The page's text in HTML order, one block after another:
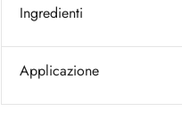
Ingredienti
Applicazione